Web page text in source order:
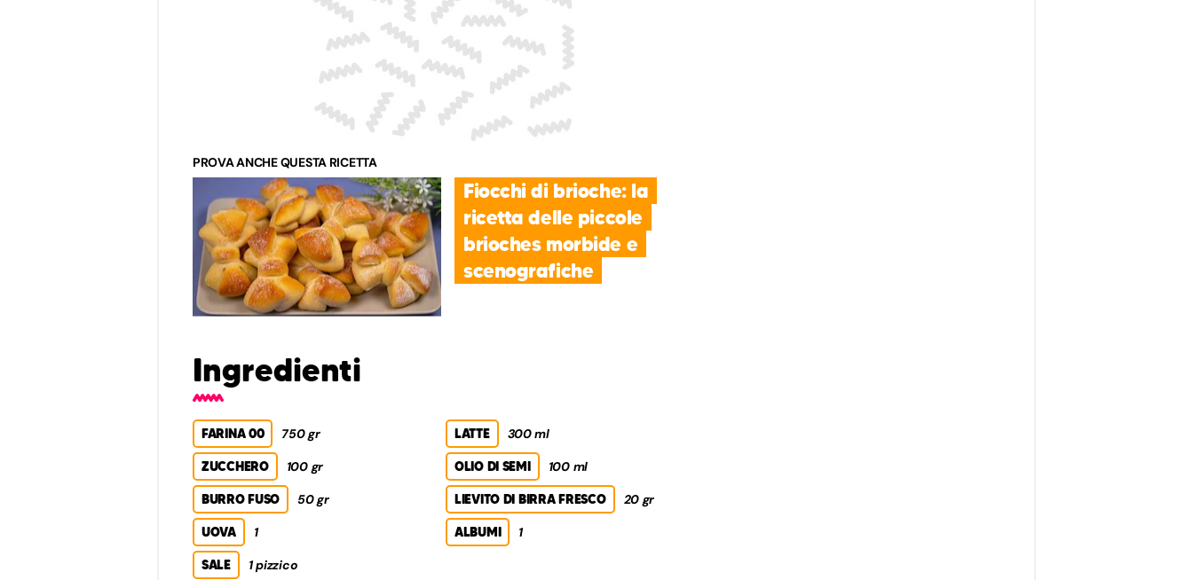
PROVA ANCHE QUESTA RICETTA
Fiocchi di brioche: la
ricetta delle piccole
brioches morbide e
scenografiche
Ingredienti
FARINA 00 750 gr LATTE 300 ml
ZUCCHERO 100 gr OLIO DI SEMI 100 ml
BURRO FUSO 50 gr LIEVITO DI BIRRA FRESCO 20 gr
UOVA 1 ALBUMI 1
SALE 1 pizzico